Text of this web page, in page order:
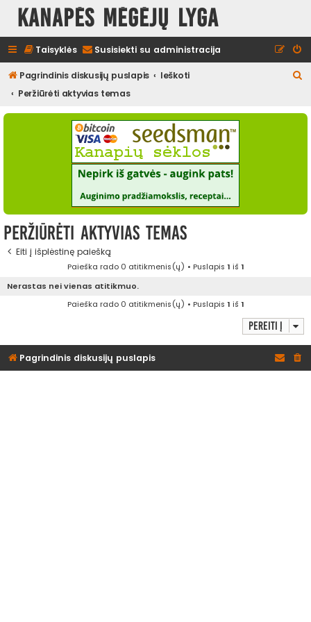
Kanapės mėgėjų lyga
Taisyklės Susisiekti su administracija
Pagrindinis diskusijų puslapis
Ieškoti
Peržiūrėti aktyvias temas
š
Peržiūrėti aktyvias temas
Eiti į išplėstinę paiešką
Paieška rado 0 atitikmenis(ų) • Puslapis 1 iš 1
Nerastas nei vienas atitikmuo.
Paieška rado 0 atitikmenis(ų) • Puslapis 1 iš 1
Pereiti į
Pagrindinis diskusijų puslapis